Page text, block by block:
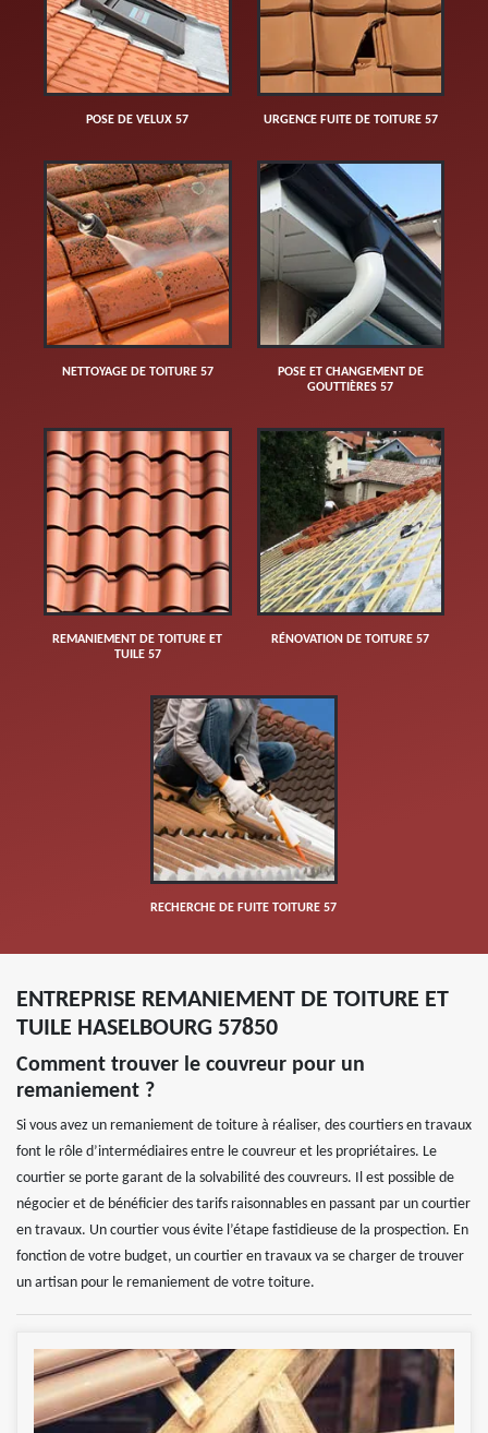
POSE DE VELUX 57 URGENCE FUITE DE TOITURE 57
NETTOYAGE DE TOITURE 57
POSE ET CHANGEMENT DE
GOUTTIÈRES 57
REMANIEMENT DE TOITURE ET
TUILE 57
RÉNOVATION DE TOITURE 57
RECHERCHE DE FUITE TOITURE 57
ENTREPRISE REMANIEMENT DE TOITURE ET
TUILE HASELBOURG 57850
Comment trouver le couvreur pour un
remaniement ?
Si vous avez un remaniement de toiture à réaliser, des courtiers en travaux
font le rôle d’intermédiaires entre le couvreur et les propriétaires. Le
courtier se porte garant de la solvabilité des couvreurs. Il est possible de
négocier et de bénéficier des tarifs raisonnables en passant par un courtier
en travaux. Un courtier vous évite l’étape fastidieuse de la prospection. En
fonction de votre budget, un courtier en travaux va se charger de trouver
un artisan pour le remaniement de votre toiture.